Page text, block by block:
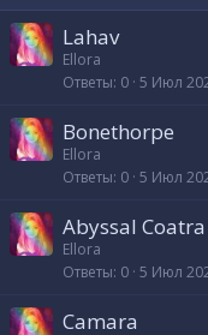
Lahav
Ellora
Ответы 0 5 Июл
Bonethorpe
Ellora
Ответы 0 5 Июл
Abyssal Coatra
Ellora
Ответы 0 5 Июл
Camara